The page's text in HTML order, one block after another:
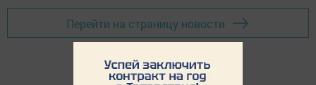
Перейти на страницу новости